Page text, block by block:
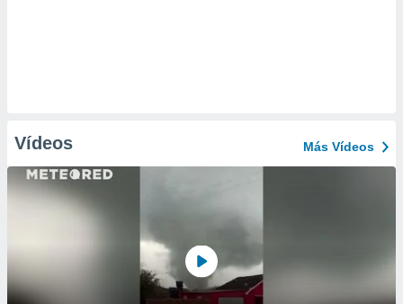
Vídeos Más Vídeos